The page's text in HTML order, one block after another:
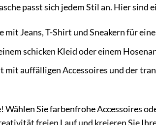
passt sich jedem Stil an. Hier
mit Jeans, T-Shirt und Sneakern für
schicken Kleid oder einem
mit auffälligen Accessoires und der
Wählen Sie farbenfrohe Accessoires
freien Lauf und kreieren Sie